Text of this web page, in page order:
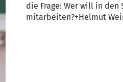
die Frage: Wer will in den
mitarbeiten?+Helmut